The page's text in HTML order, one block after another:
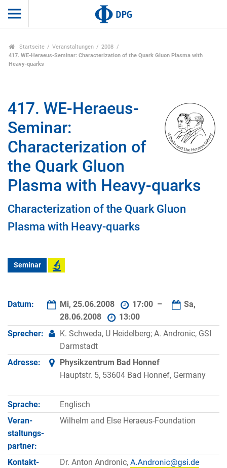
Startseite Veranstaltungen
2008
417. WE-Heraeus-Seminar: Characterization of the Quark Gluon Plasma with
Heavy-quarks
417. WE-Heraeus-
Seminar:
Characterization of
the Quark Gluon
Plasma with Heavy-quarks
Characterization of the Quark Gluon
Plasma with Heavy-quarks
Seminar
Datum: Mi, 25.06.2008 17:00 –
Sa,
28.06.2008
13:00
Sprecher:
K. Schweda, U Heidelberg; A. Andronic, GSI
Darmstadt
Adresse:
Physikzentrum Bad Honnef
Hauptstr. 5, 53604 Bad Honnef, Germany
Sprache:
Englisch
Veran­
staltungs­
partner:
Wilhelm and Else Heraeus-Foundation
Kontakt­
Dr. Anton Andronic,